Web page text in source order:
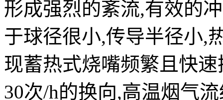
形成强烈的紊流,有效的
于球径很小,传导半径小,
现蓄热式烧嘴频繁且快
30次/h的换向,高温烟气